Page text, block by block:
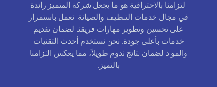
التزامنا بالاحترافية هو ما يجعل شركة المتميز رائدة
في مجال خدمات التنظيف والصيانة. نعمل باستمرار
على تحسين وتطوير مهارات فريقنا لضمان تقديم
خدمات بأعلى جودة. نحن نستخدم أحدث التقنيات
والمواد لضمان نتائج تدوم طويلاً، مما يعكس التزامنا
بالتميز.